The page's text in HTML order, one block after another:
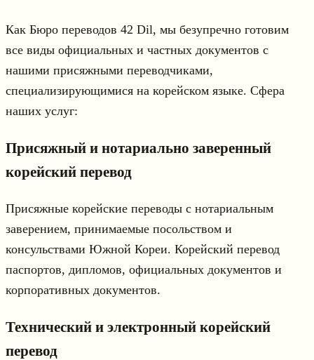
Как Бюро переводов 42 Dil, мы безупречно готовим
все виды официальных и частных документов с
нашими присяжными переводчиками,
специализирующимися на корейском языке. Сфера
наших услуг:
Присяжный и нотариально заверенный
корейский перевод
Присяжные корейские переводы с нотариальным
заверением, принимаемые посольством и
консульствами Южной Кореи. Корейский перевод
паспортов, дипломов, официальных документов и
корпоративных документов.
Технический и электронный корейский
перевод